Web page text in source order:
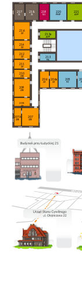
205
PZ
206
ZZ
206a
ZZ
207
ZZE
207A
ZZE
208
ZZ
209
ZZE
210
ZZE
211
ZZ
212
ZZ 213
PA
213a
AFP
214
ZZ
216
ZZ
217
ZL
218
ZL
219
SU
220
PMP
221
AFP